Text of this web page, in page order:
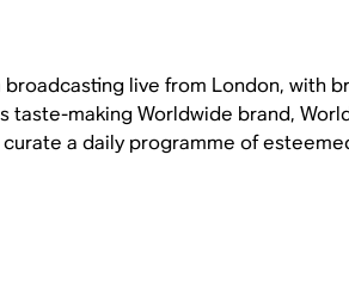
live from London, with
taste-making Worldwide brand,
a daily programme of